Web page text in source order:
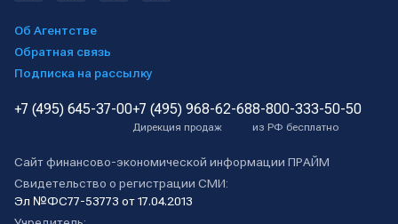
Об Агентстве
Обратная связь
Подписка на рассылку
+7 (495) 645-37-00+7 (495) 968-62-68
Дирекция продаж
8-800-333-50-50
из РФ бесплатно
Сайт финансово-экономической информации ПРАЙМ
Свидетельство о регистрации СМИ:
Эл №ФС77-53773 от 17.04.2013